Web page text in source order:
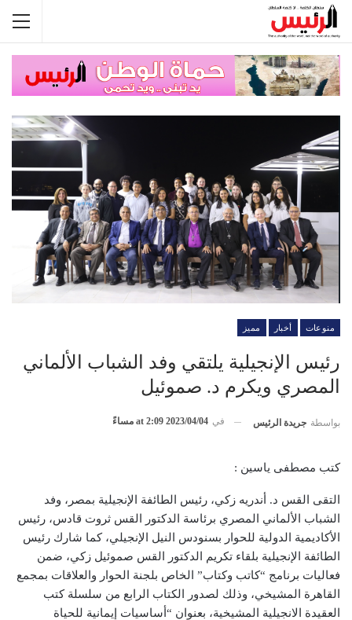
منوعات أخبار مميز
رئيس الإنجيلية يلتقي وفد الشباب الألماني
المصري ويكرم د. صموئيل
بواسطة جريدة الرئيس في 2023/04/04 at 2:09 مساءً
كتب مصطفى ياسين :
التقى القس د. أندريه زكي، رئيس الطائفة الإنجيلية بمصر، وفد
الشباب الألماني المصري برئاسة الدكتور القس ثروت قادس، رئيس
الأكاديمية الدولية للحوار بسنودس النيل الإنجيلي، كما شارك رئيس
الطائفة الإنجيلية بلقاء تكريم الدكتور القس صموئيل زكي، ضمن
فعاليات برنامج “كاتب وكتاب” الخاص بلجنة الحوار والعلاقات بمجمع
القاهرة المشيخي، وذلك لصدور الكتاب الرابع من سلسلة كتب
العقيدة الانجيلية المشيخية، بعنوان “أساسيات إيمانية للحياة